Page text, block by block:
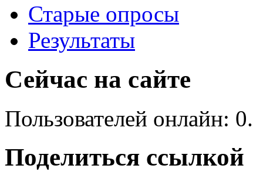
Старые опросы
Результаты
Сейчас на сайте
Пользователей онлайн: 0.
Поделиться ссылкой